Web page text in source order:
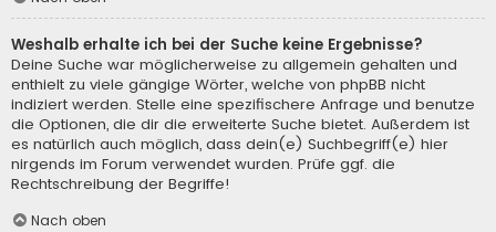
Weshalb erhalte ich bei der Suche keine Ergebnisse?
Deine Suche war möglicherweise zu allgemein gehalten und
enthielt zu viele gängige Wörter, welche von phpBB nicht
indiziert werden. Stelle eine spezifischere Anfrage und benutze
die Optionen, die dir die erweiterte Suche bietet. Außerdem ist
es natürlich auch möglich, dass dein(e) Suchbegriff(e) hier
nirgends im Forum verwendet wurden. Prüfe ggf. die
Rechtschreibung der Begriffe!
Nach oben